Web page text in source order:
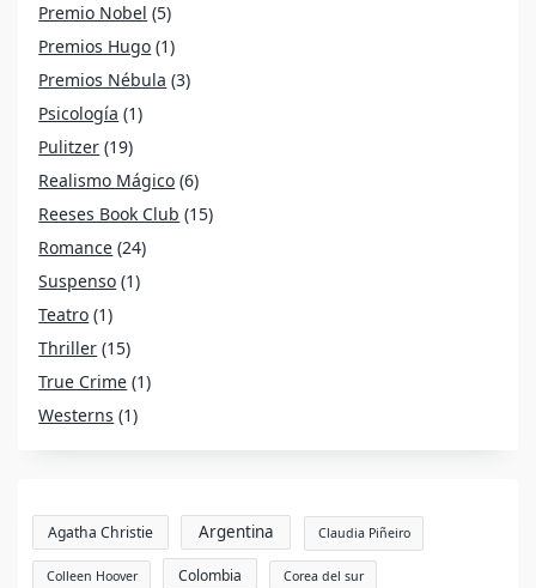
Premio Nobel (5)
Premios Hugo (1)
Premios Nébula (3)
Psicología (1)
Pulitzer (19)
Realismo Mágico (6)
Reeses Book Club (15)
Romance (24)
Suspenso (1)
Teatro (1)
Thriller (15)
True Crime (1)
Westerns (1)
Agatha Christie Argentina Claudia Piñeiro
Colleen Hoover Colombia Corea del sur